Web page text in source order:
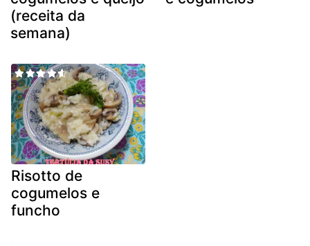
(receita da
semana)
Risotto de
cogumelos e
funcho